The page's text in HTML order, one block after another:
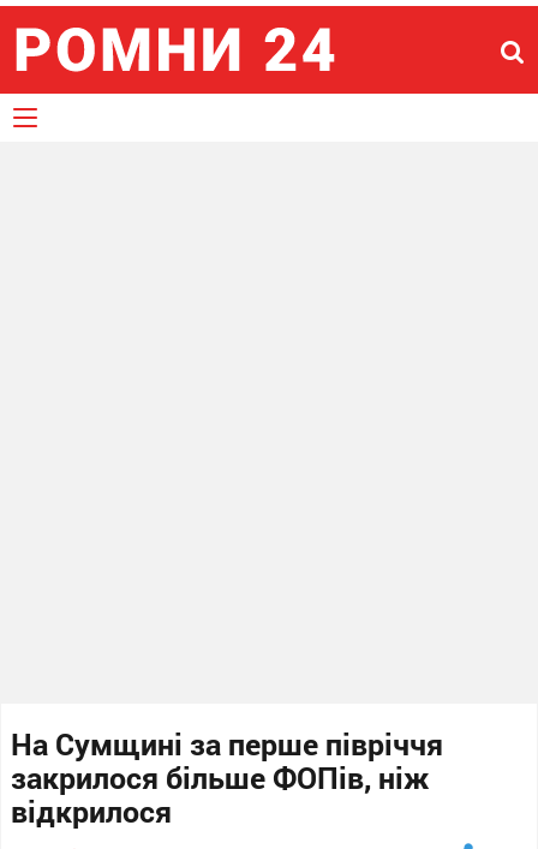
На Сумщині за перше півріччя
закрилося більше ФОПів, ніж
відкрилося